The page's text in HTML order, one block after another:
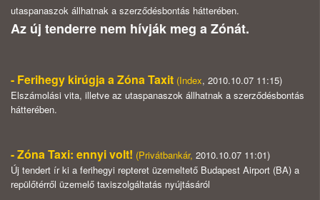
utaspanaszok állhatnak a szerződésbontás hátterében.
Az új tenderre nem hívják meg a Zónát.
- Ferihegy kirúgja a Zóna Taxit (Index, 2010.10.07 11:15)
Elszámolási vita, illetve az utaspanaszok állhatnak a szerződésbontás
hátterében.
- Zóna Taxi: ennyi volt! (Privátbankár, 2010.10.07 11:01)
Új tendert ír ki a ferihegyi repteret üzemeltető Budapest Airport (BA) a
repülőtérről üzemelő taxiszolgáltatás nyújtásáról